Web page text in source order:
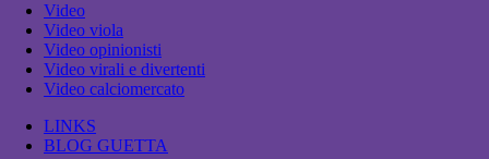
Video
Video viola
Video opinionisti
Video virali e divertenti
Video calciomercato
LINKS
BLOG GUETTA